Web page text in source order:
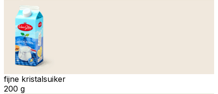
fijne kristalsuiker
200 g